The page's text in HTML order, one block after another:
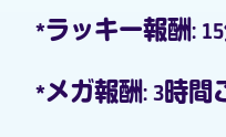
*ラッキー報酬:
*メガ報酬: 3時間